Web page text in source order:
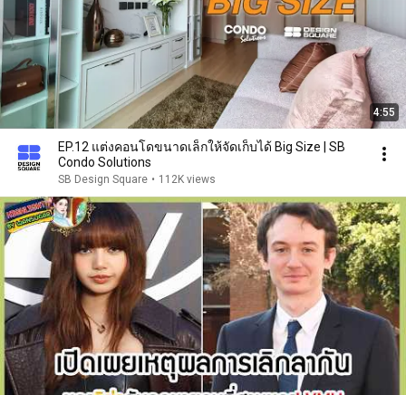
4:55
EP.12 แต่งคอนโดขนาดเล็กให้จัดเก็บได้ Big Size | SB
Condo Solutions
SB Design Square • 112K views